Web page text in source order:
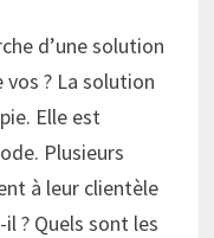
d’une solution
? La solution
Elle est
Plusieurs
à leur clientèle
? Quels sont les